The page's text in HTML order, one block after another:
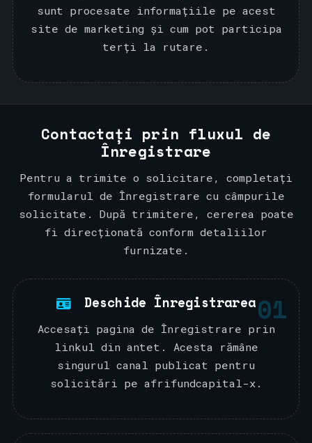
sunt procesate informațiile pe acest
site de marketing și cum pot participa
terți la rutare.
Contactați prin fluxul de
Înregistrare
Pentru a trimite o solicitare, completați
formularul de Înregistrare cu câmpurile
solicitate. După trimitere, cererea poate
fi direcționată conform detaliilor
furnizate.
01
Deschide Înregistrarea
Accesați pagina de Înregistrare prin
linkul din antet. Acesta rămâne
singurul canal publicat pentru
solicitări pe afrifundcapital-x.